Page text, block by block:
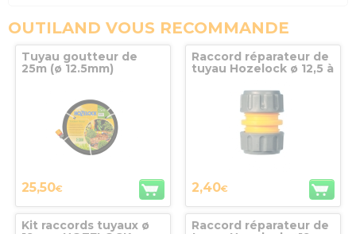
OUTILAND VOUS RECOMMANDE
Tuyau goutteur de
25m (ø 12.5mm)
25,50€
Raccord réparateur de
tuyau Hozelock ø 12,5 à
2,40€
Kit raccords tuyaux ø
Raccord réparateur de